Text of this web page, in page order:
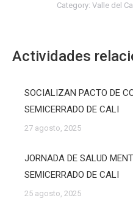
Category: Valle del
Actividades
SOCIALIZAN PACTO DE
SEMICERRADO DE CALI
27 agosto, 2025
JORNADA DE SALUD
SEMICERRADO DE CALI
25 agosto, 2025